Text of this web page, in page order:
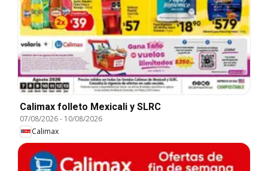
Calimax folleto Mexicali y SLRC
07/08/2026- 10/08/2026
Calimax